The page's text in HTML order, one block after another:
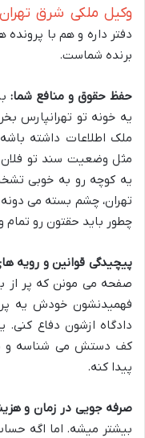
وکیل ملکی شرق تهران
دفتر داره و هم با
برنده شماست.
حفظ حقوق و منافع شما:
یه خونه تو تهرانپارس
ملک اطلاعات داشته
مثل وضعیت سند تو
یه کوچه رو به خوبی
تهران، چشم بسته می
چطور باید حقتون رو
پیچیدگی قوانین و رویه
صفحه می مونن که پر از
فهمیدنشون خودش یه
دادگاه ازشون دفاع کنی.
کف دستش می شناسه و می
پیدا کنه.
صرفه جویی در زمان و
بیشتر میشه. اما اگه